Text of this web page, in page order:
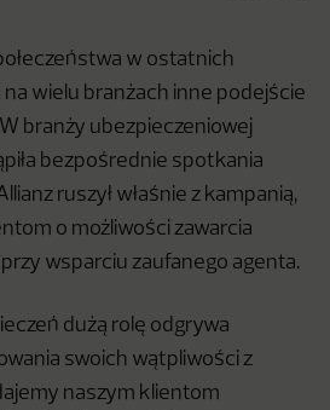
w ostatnich
wielu branżach inne podejście
branży ubezpieczeniowej
bezpośrednie spotkania
ruszył właśnie z kampanią,
o możliwości zawarcia
wsparciu zaufanego agenta.
dużą rolę odgrywa
swoich wątpliwości z
naszym klientom